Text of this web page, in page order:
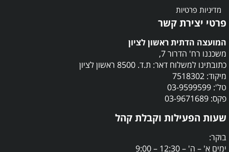
מדיניות פרטיות
פרטי יצירת קשר
המועצה הדתית ראשון לציון
משכננו רח' הדרור 7,
כתובתינו למשלוח דאר: ת.ד. 8500 ראשון לציון
מיקוד: 7518302
טל': 03-9599599
פקס: 03-9671689
שעות הפעילות וקבלת קהל
בוקר:
ימים א' – ה' – 12:30 – 9:00